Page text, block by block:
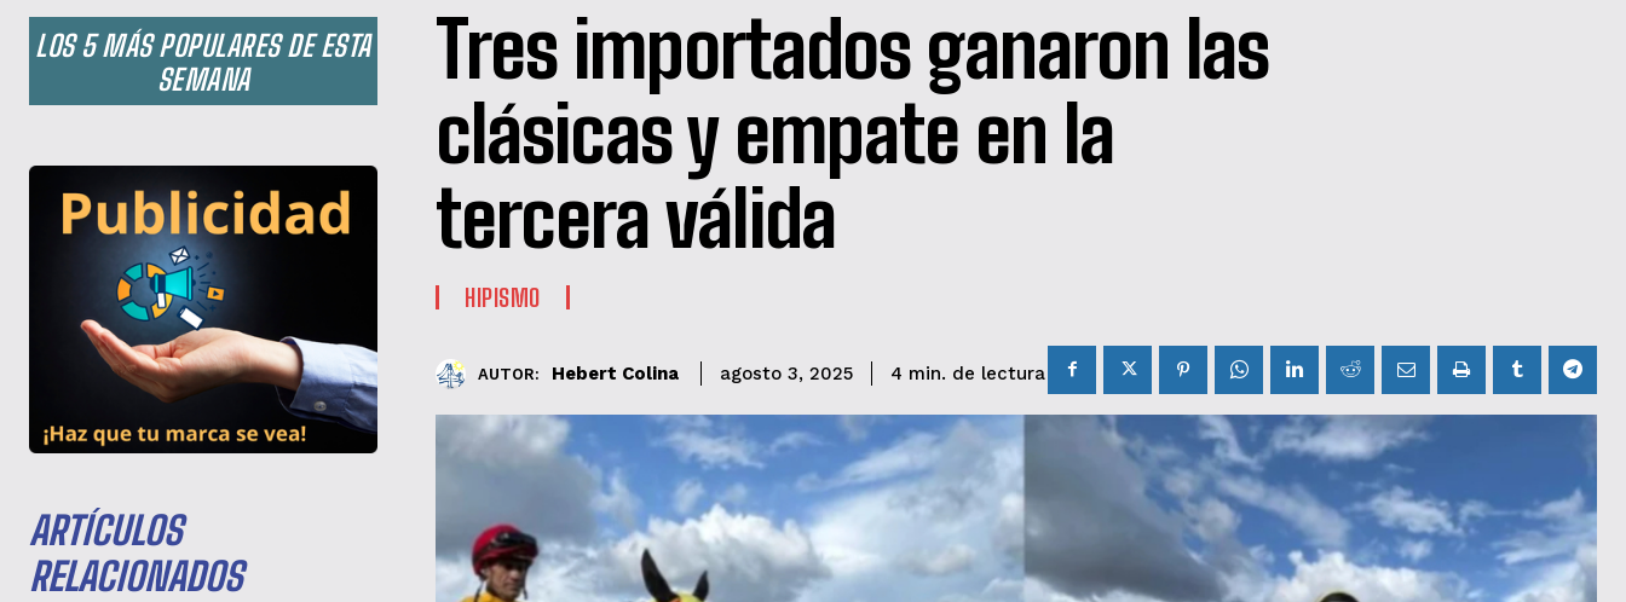
LOS 5 MÁS POPULARES DE ESTA
SEMANA
ARTÍCULOS
RELACIONADOS
Tres importados ganaron las
clásicas y empate en la
tercera válida
HIPISMO
AUTOR: Hebert Colina agosto 3, 2025 4 min. de lectura